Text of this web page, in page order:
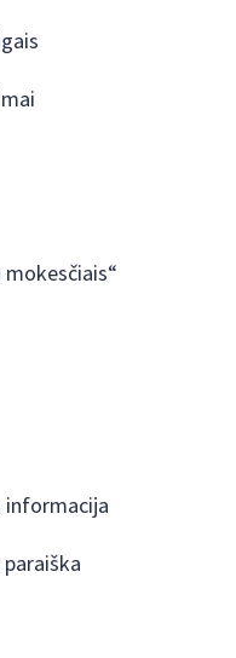
informacija